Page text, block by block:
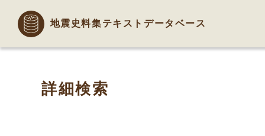
地震史料集テキストデータベース
詳細検索